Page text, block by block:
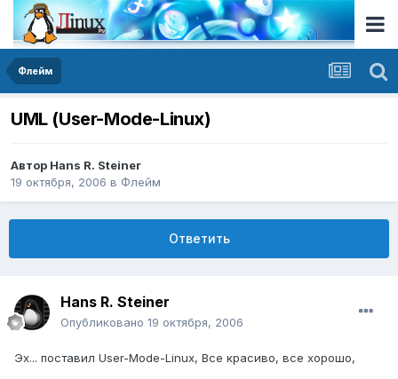
Флейм
UML (User-Mode-Linux)
Автор Hans R. Steiner
19 октября, 2006 в Флейм
Ответить
Hans R. Steiner
Опубликовано 19 октября, 2006
Эх... поставил User-Mode-Linux, Все красиво, все хорошо,